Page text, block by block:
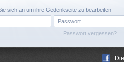
Passwort vergessen?
sich an um ihre Gedenkseite zu bearbeiten